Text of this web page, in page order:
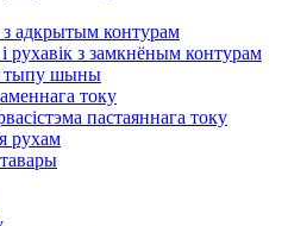
з адкрытым контурам
рухавік з замкнёным контурам
тыпу шыны
току
пастаяннага току
рухам